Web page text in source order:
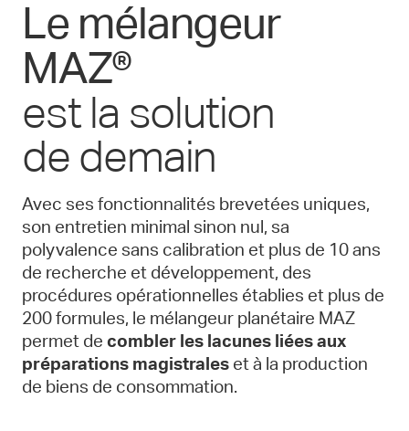
Le mélangeur
MAZ®
est la solution
de demain
Avec ses fonctionnalités brevetées uniques,
son entretien minimal sinon nul, sa
polyvalence sans calibration et plus de 10 ans
de recherche et développement, des
procédures opérationnelles établies et plus de
200 formules, le mélangeur planétaire MAZ
permet de combler les lacunes liées aux
préparations magistrales et à la production
de biens de consommation.